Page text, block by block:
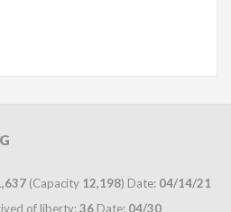
(Capacity 12,198) Date: 04/14/21
of liberty:36 Date: 04/30